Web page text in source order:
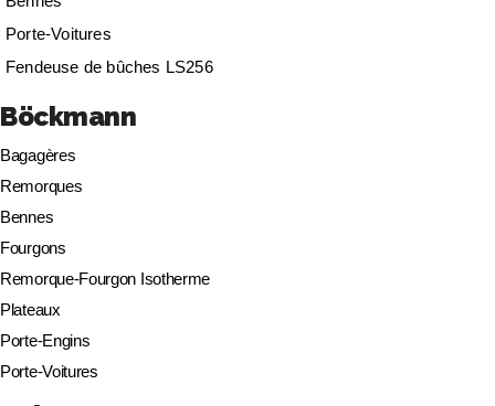
Porte-Voitures
Fendeuse de bûches LS256
Böckmann
Bagagères
Remorques
Bennes
Fourgons
Remorque-Fourgon Isotherme
Plateaux
Porte-Engins
Porte-Voitures